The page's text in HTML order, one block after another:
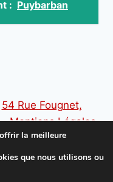
: Puybarban
54 Rue Fougnet,
Mentions Légales
la meilleure
que nous utilisons ou